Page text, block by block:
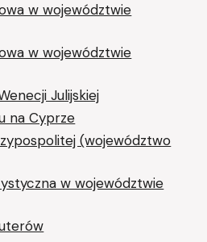
w województwie
w województwie
Julijskiej
na Cyprze
(województwo
w województwie